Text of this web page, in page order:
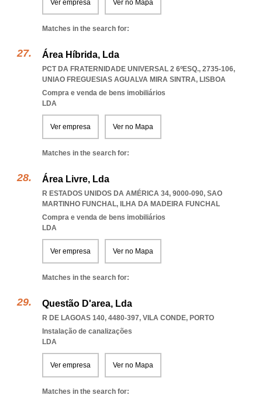
Ver empresa Ver no Mapa
Matches in the search for:
Área Híbrida, Lda
PCT DA FRATERNIDADE UNIVERSAL 2 6ºESQ., 2735-106,
UNIAO FREGUESIAS AGUALVA MIRA SINTRA, LISBOA
Compra e venda de bens imobiliários
LDA
Ver empresa Ver no Mapa
Matches in the search for:
Área Livre, Lda
R ESTADOS UNIDOS DA AMÉRICA 34, 9000-090, SAO
MARTINHO FUNCHAL, ILHA DA MADEIRA FUNCHAL
Compra e venda de bens imobiliários
LDA
Ver empresa Ver no Mapa
Matches in the search for:
Questão D'area, Lda
R DE LAGOAS 140, 4480-397, VILA CONDE, PORTO
Instalação de canalizações
LDA
Ver empresa Ver no Mapa
Matches in the search for: